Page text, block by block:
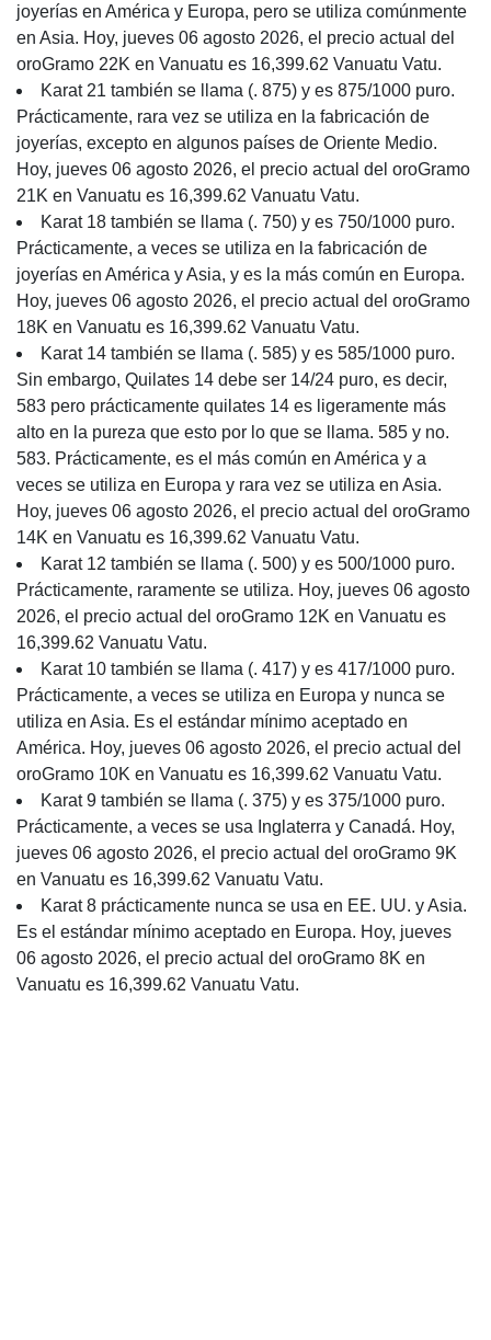
joyerías en América y Europa, pero se utiliza comúnmente
en Asia. Hoy, jueves 06 agosto 2026, el precio actual del
oroGramo 22K en Vanuatu es 16,399.62 Vanuatu Vatu.
Karat 21 también se llama (. 875) y es 875/1000 puro.
Prácticamente, rara vez se utiliza en la fabricación de
joyerías, excepto en algunos países de Oriente Medio.
Hoy, jueves 06 agosto 2026, el precio actual del oroGramo
21K en Vanuatu es 16,399.62 Vanuatu Vatu.
Karat 18 también se llama (. 750) y es 750/1000 puro.
Prácticamente, a veces se utiliza en la fabricación de
joyerías en América y Asia, y es la más común en Europa.
Hoy, jueves 06 agosto 2026, el precio actual del oroGramo
18K en Vanuatu es 16,399.62 Vanuatu Vatu.
Karat 14 también se llama (. 585) y es 585/1000 puro.
Sin embargo, Quilates 14 debe ser 14/24 puro, es decir,
583 pero prácticamente quilates 14 es ligeramente más
alto en la pureza que esto por lo que se llama. 585 y no.
583. Prácticamente, es el más común en América y a
veces se utiliza en Europa y rara vez se utiliza en Asia.
Hoy, jueves 06 agosto 2026, el precio actual del oroGramo
14K en Vanuatu es 16,399.62 Vanuatu Vatu.
Karat 12 también se llama (. 500) y es 500/1000 puro.
Prácticamente, raramente se utiliza. Hoy, jueves 06 agosto
2026, el precio actual del oroGramo 12K en Vanuatu es
16,399.62 Vanuatu Vatu.
Karat 10 también se llama (. 417) y es 417/1000 puro.
Prácticamente, a veces se utiliza en Europa y nunca se
utiliza en Asia. Es el estándar mínimo aceptado en
América. Hoy, jueves 06 agosto 2026, el precio actual del
oroGramo 10K en Vanuatu es 16,399.62 Vanuatu Vatu.
Karat 9 también se llama (. 375) y es 375/1000 puro.
Prácticamente, a veces se usa Inglaterra y Canadá. Hoy,
jueves 06 agosto 2026, el precio actual del oroGramo 9K
en Vanuatu es 16,399.62 Vanuatu Vatu.
Karat 8 prácticamente nunca se usa en EE. UU. y Asia.
Es el estándar mínimo aceptado en Europa. Hoy, jueves
06 agosto 2026, el precio actual del oroGramo 8K en
Vanuatu es 16,399.62 Vanuatu Vatu.